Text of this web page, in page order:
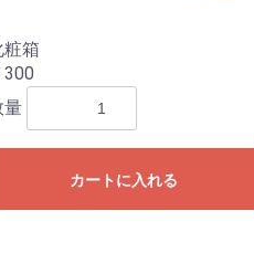
粧箱
300
量
カートに入れる